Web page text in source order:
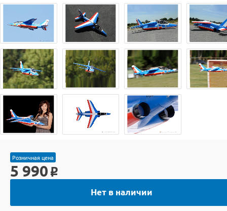
Розничная цена
5 990 o
Нет в наличии